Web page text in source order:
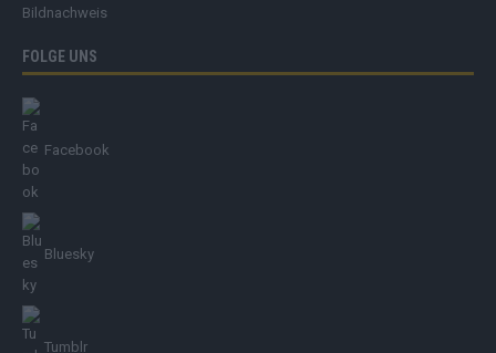
Bildnachweis
FOLGE UNS
Facebook
Bluesky
Tumblr